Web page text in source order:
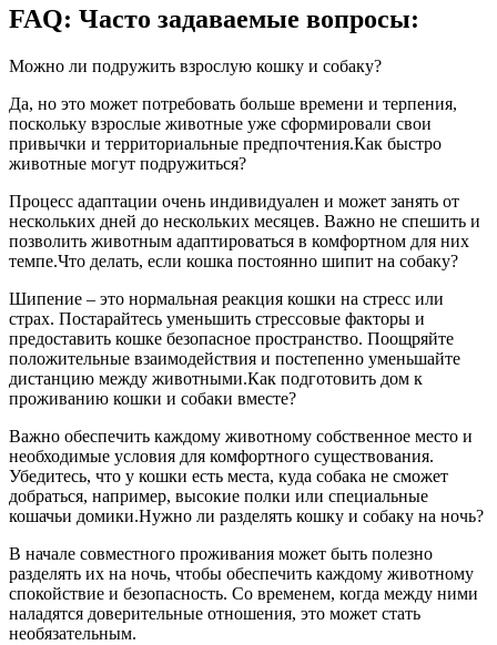
FAQ: Часто задаваемые вопросы:
Можно ли подружить взрослую кошку и собаку?
Да, но это может потребовать больше времени и терпения,
поскольку взрослые животные уже сформировали свои
привычки и территориальные предпочтения.Как быстро
животные могут подружиться?
Процесс адаптации очень индивидуален и может занять от
нескольких дней до нескольких месяцев. Важно не спешить и
позволить животным адаптироваться в комфортном для них
темпе.Что делать, если кошка постоянно шипит на собаку?
Шипение – это нормальная реакция кошки на стресс или
страх. Постарайтесь уменьшить стрессовые факторы и
предоставить кошке безопасное пространство. Поощряйте
положительные взаимодействия и постепенно уменьшайте
дистанцию между животными.Как подготовить дом к
проживанию кошки и собаки вместе?
Важно обеспечить каждому животному собственное место и
необходимые условия для комфортного существования.
Убедитесь, что у кошки есть места, куда собака не сможет
добраться, например, высокие полки или специальные
кошачьи домики.Нужно ли разделять кошку и собаку на ночь?
В начале совместного проживания может быть полезно
разделять их на ночь, чтобы обеспечить каждому животному
спокойствие и безопасность. Со временем, когда между ними
наладятся доверительные отношения, это может стать
необязательным.